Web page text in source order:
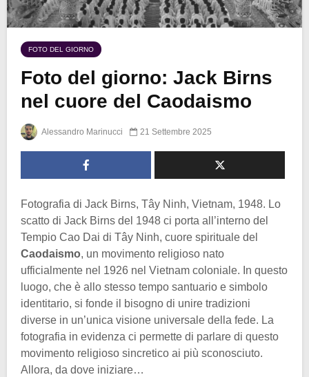
FOTO DEL GIORNO
Foto del giorno: Jack Birns
nel cuore del Caodaismo
Alessandro Marinucci 21 Settembre 2025
Fotografia di Jack Birns, Tây Ninh, Vietnam, 1948. Lo
scatto di Jack Birns del 1948 ci porta all’interno del
Tempio Cao Dai di Tây Ninh, cuore spirituale del
Caodaismo, un movimento religioso nato
ufficialmente nel 1926 nel Vietnam coloniale. In questo
luogo, che è allo stesso tempo santuario e simbolo
identitario, si fonde il bisogno di unire tradizioni
diverse in un’unica visione universale della fede. La
fotografia in evidenza ci permette di parlare di questo
movimento religioso sincretico ai più sconosciuto.
Allora, da dove iniziare…